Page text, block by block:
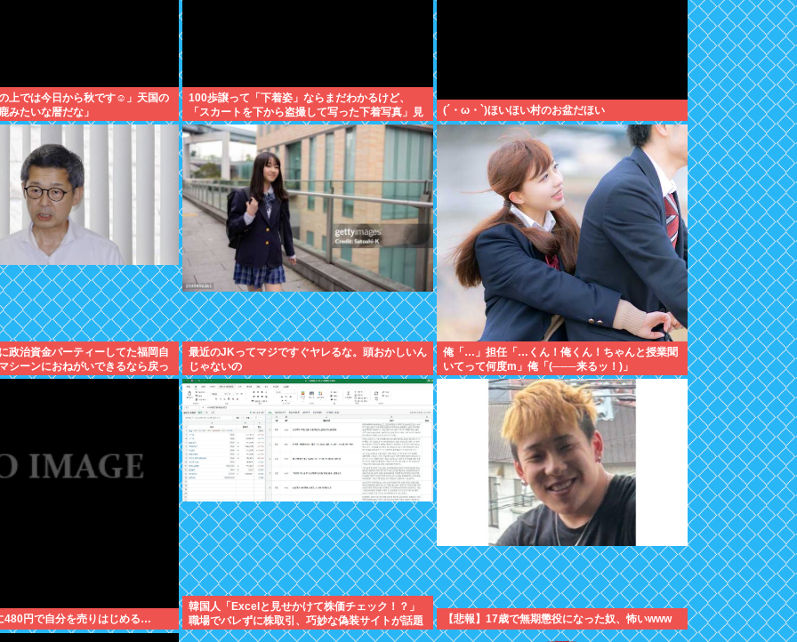
上では今日から秋です☺」天国の
みたいな暦だな」
100歩譲って「下着姿」ならまだわかるけど、
「スカートを下から盗撮して写った下着写真」見
て何が楽しいんだ？
(´・ω・`)ほいほい村のお盆だほい
政治資金パーティーしてた福岡自
シーンにおねがいできるなら戻っ
最近のJKってマジですぐヤレるな。頭おかしいん
じゃないの
俺「…」担任「…くん！俺くん！ちゃんと授業聞
いてって何度m」俺「(───来るッ！)」
480円で自分を売りはじめる…
韓国人「Excelと見せかけて株価チェック！？」
職場でバレずに株取引、巧妙な偽装サイトが話題
に
【悲報】17歳で無期懲役になった奴、怖いwww